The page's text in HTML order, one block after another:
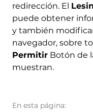
redirección. El
puede obtener
y también
navegador, sobre
PermitirBotón de
muestran.
En esta página: